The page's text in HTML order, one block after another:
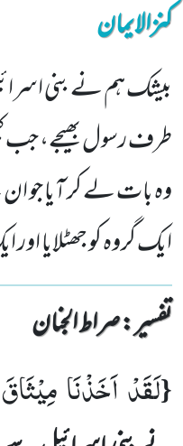
کنزالایمان
بیشک ہم نے بنی
طرف رسول بھیجے، جب
وہ بات لے کر آیا جو
ایک گروہ کو جھٹلایا
تفسیر : ‎صراط الجنان
{لَقَدْ اَخَذْنَا